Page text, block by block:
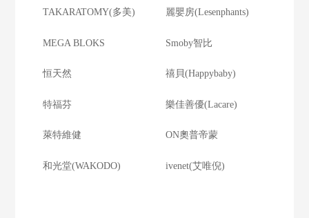
TAKARATOMY(多美) 麗嬰房(Lesenphants)
MEGA BLOKS Smoby智比
恒天然 禧貝(Happybaby)
特福芬 樂佳善優(Lacare)
萊特維健 ON奧普帝蒙
和光堂(WAKODO) ivenet(艾唯倪)